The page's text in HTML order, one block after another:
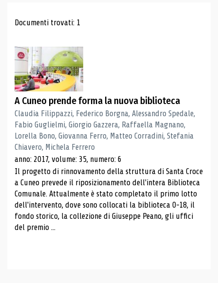
Risultati di ricerca
Documenti trovati: 1
A Cuneo prende forma la nuova biblioteca
Claudia Filippazzi, Federico Borgna, Alessandro Spedale,
Fabio Guglielmi, Giorgio Gazzera, Raffaella Magnano,
Lorella Bono, Giovanna Ferro, Matteo Corradini, Stefania
Chiavero, Michela Ferrero
anno: 2017, volume: 35, numero: 6
Il progetto di rinnovamento della struttura di Santa Croce
a Cuneo prevede il riposizionamento dell'intera Biblioteca
Comunale. Attualmente è stato completato il primo lotto
dell'intervento, dove sono collocati la biblioteca 0-18, il
fondo storico, la collezione di Giuseppe Peano, gli uffici
del premio ...